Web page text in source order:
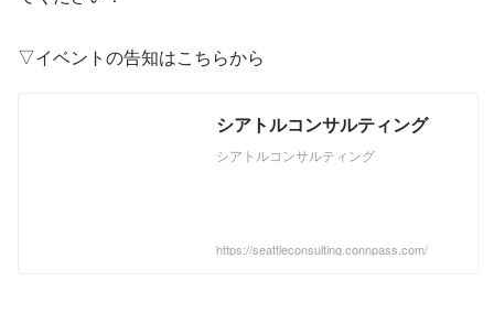
▽イベントの告知はこちらから
シアトルコンサルティング
シアトルコンサルティング
https://seattleconsulting.connpass.com/